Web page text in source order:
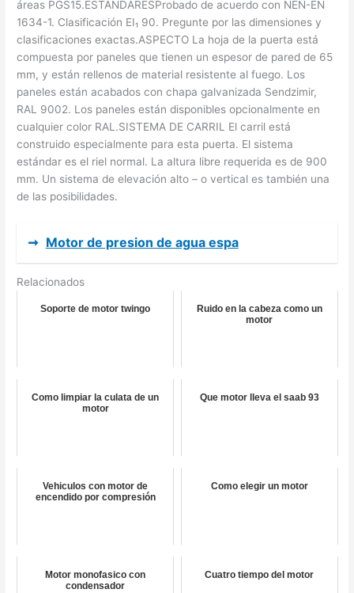
áreas PGS15.ESTÁNDARESProbado de acuerdo con NEN-EN
1634-1. Clasificación EI₁ 90. Pregunte por las dimensiones y
clasificaciones exactas.ASPECTO La hoja de la puerta está
compuesta por paneles que tienen un espesor de pared de 65
mm, y están rellenos de material resistente al fuego. Los
paneles están acabados con chapa galvanizada Sendzimir,
RAL 9002. Los paneles están disponibles opcionalmente en
cualquier color RAL.SISTEMA DE CARRIL El carril está
construido especialmente para esta puerta. El sistema
estándar es el riel normal. La altura libre requerida es de 900
mm. Un sistema de elevación alto – o vertical es también una
de las posibilidades.
➞ Motor de presion de agua espa
Relacionados
Soporte de motor twingo
Ruido en la cabeza como un
motor
Como limpiar la culata de un
motor
Que motor lleva el saab 93
Vehiculos con motor de
encendido por compresión
Como elegir un motor
Motor monofasico con
condensador
Cuatro tiempo del motor